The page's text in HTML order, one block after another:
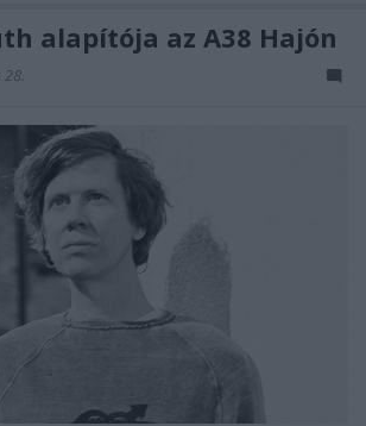
alapítója az A38 Hajón